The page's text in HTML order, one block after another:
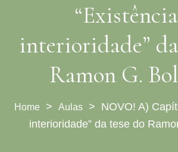
interioridade”
Ramon G.
> Aulas > NOVO! A)
interioridade” da tese do